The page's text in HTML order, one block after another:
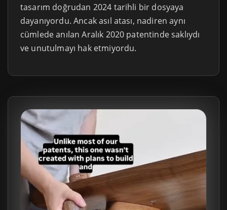
tasarım doğrudan 2024 tarihli bir dosyaya
dayanıyordu. Ancak asıl atası, nadiren aynı
cümlede anılan Aralık 2020 patentinde saklıydı
ve unutulmayı hak etmiyordu.